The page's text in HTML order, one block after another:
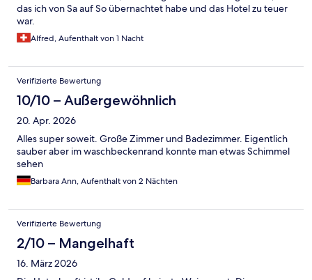
das ich von Sa auf So übernachtet habe und das Hotel zu teuer
war.
Alfred, Aufenthalt von 1 Nacht
Verifizierte Bewertung
10/10 – Außergewöhnlich
20. Apr. 2026
Alles super soweit. Große Zimmer und Badezimmer. Eigentlich
sauber aber im waschbeckenrand konnte man etwas Schimmel
sehen
Barbara Ann, Aufenthalt von 2 Nächten
Verifizierte Bewertung
2/10 – Mangelhaft
16. März 2026